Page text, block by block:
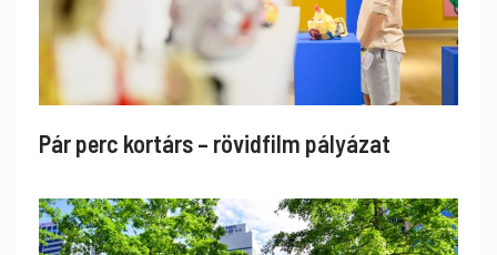
Pár perc kortárs – rövidfilm pályázat